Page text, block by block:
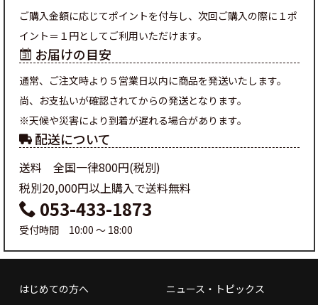
ご購入金額に応じてポイントを付与し、次回ご購入の際に１ポ
イント＝１円としてご利用いただけます。
お届けの目安
通常、ご注文時より５営業日以内に商品を発送いたします。
尚、お支払いが確認されてからの発送となります。
※天候や災害により到着が遅れる場合があります。
配送について
送料 全国一律800円(税別)
税別20,000円以上購入で送料無料
053-433-1873
受付時間 10:00 ～ 18:00
はじめての方へ ニュース・トピックス